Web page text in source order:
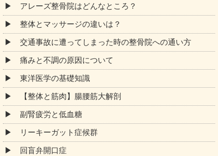
アレーズ整骨院はどんなところ？
整体とマッサージの違いは？
交通事故に遭ってしまった時の整骨院への通い方
痛みと不調の原因について
東洋医学の基礎知識
【整体と筋肉】腸腰筋大解剖
副腎疲労と低血糖
リーキーガット症候群
回盲弁開口症